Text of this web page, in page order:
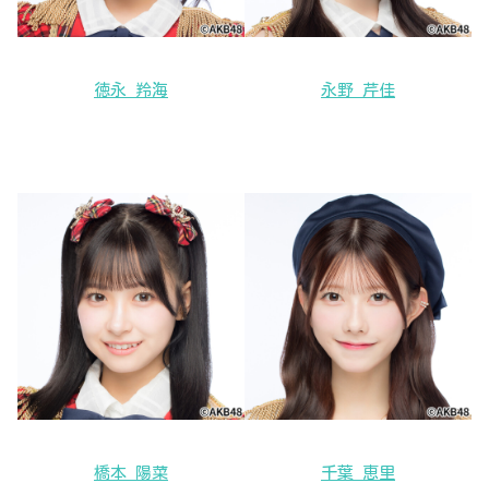
徳永 羚海 永野 芹佳
橋本 陽菜 千葉 恵里